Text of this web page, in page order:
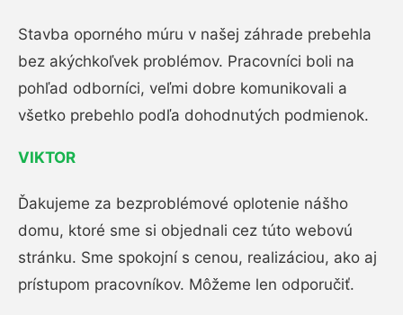
Stavba oporného múru v našej záhrade prebehla
bez akýchkoľvek problémov. Pracovníci boli na
pohľad odborníci, veľmi dobre komunikovali a
všetko prebehlo podľa dohodnutých podmienok.
VIKTOR
Ďakujeme za bezproblémové oplotenie nášho
domu, ktoré sme si objednali cez túto webovú
stránku. Sme spokojní s cenou, realizáciou, ako aj
prístupom pracovníkov. Môžeme len odporučiť.